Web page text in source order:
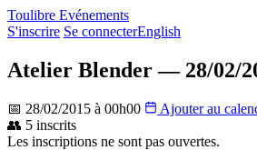
Toulibre Evénements
S'inscrire Se connecterEnglish
Atelier Blender — 28/02/
📅 28/02/2015 à 00h00
Ajouter au
👥 5 inscrits
Les inscriptions ne sont pas ouvertes.